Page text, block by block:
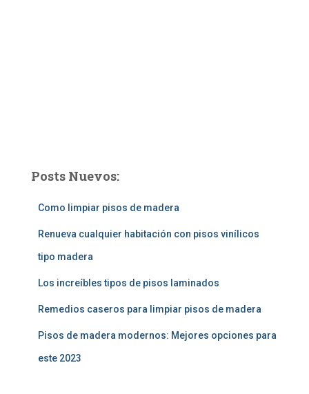
Posts Nuevos:
Como limpiar pisos de madera
Renueva cualquier habitación con pisos vinílicos
tipo madera
Los increíbles tipos de pisos laminados
Remedios caseros para limpiar pisos de madera
Pisos de madera modernos: Mejores opciones para
este 2023